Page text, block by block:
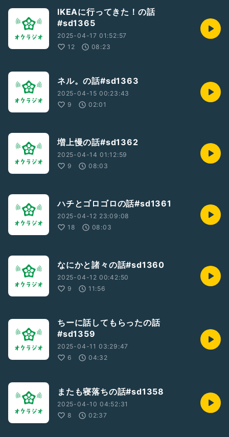
IKEAに行ってきた！の話
#sd1365
2025-04-17 01:52:57
12
08:23
ネル。の話#sd1363
2025-04-15 00:23:43
9
02:01
増上慢の話#sd1362
2025-04-14 01:12:59
9
08:03
ハチとゴロゴロの話#sd1361
2025-04-12 23:09:08
18
08:03
なにかと諸々の話#sd1360
2025-04-12 00:42:50
9
11:56
ちーに話してもらったの話
#sd1359
2025-04-11 03:29:47
6
04:32
またも寝落ちの話#sd1358
2025-04-10 04:52:31
8
02:37